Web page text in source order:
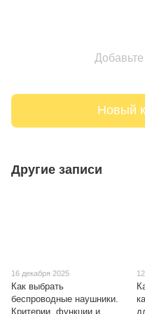
Новый
Другие записи
16 декабря 2025
Как выбрать
беспроводные наушники.
Критерии, функции и